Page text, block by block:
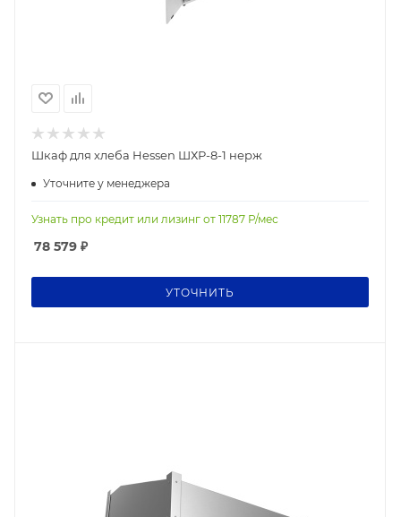
Шкаф для хлеба Hessen ШХР-8-1 нерж
Уточните у менеджера
Узнать про кредит или лизинг от 11787 Р/мес
78 579 ₽
УТОЧНИТЬ